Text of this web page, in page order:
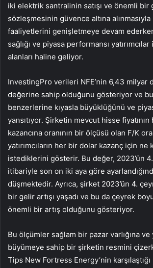
iki elektrik santralinin satışı ve önemli bir
sözleşmesinin güvence altına alınmasıyla
faaliyetlerini genişletmeye devam
sağlığı ve piyasa performansı
alanları haline geliyor.
InvestingPro verileri NFE’nin 6,43 milyar
değerine sahip olduğunu gösteriyor ve
benzerlerine kıyasla büyüklüğünü ve
yansıtıyor. Şirketin mevcut hisse fiyatının
kazancına oranının bir ölçüsü olan F/K
yatırımcıların her bir dolar kazanç için ne
istediklerini gösterir. Bu değer, 2023’ün
itibariyle son on iki aya göre
düşmektedir. Ayrıca, şirket 2023’ün 4.
bir gelir artışı yaşadı ve bu da çeyrek
önemli bir artış olduğunu gösteriyor.
Bu ölçümler sağlam bir pazar varlığına ve
büyümeye sahip bir şirketin resmini
Tips New Fortress Energy’nin karşılaştığı